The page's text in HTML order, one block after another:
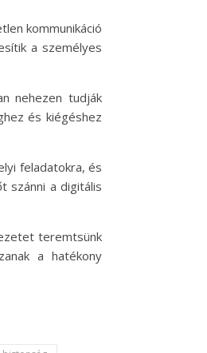
kommunikáció
a személyes
nehezen tudják
és kiégéshez
feladatokra, és
szánni a digitális
teremtsünk
a hatékony